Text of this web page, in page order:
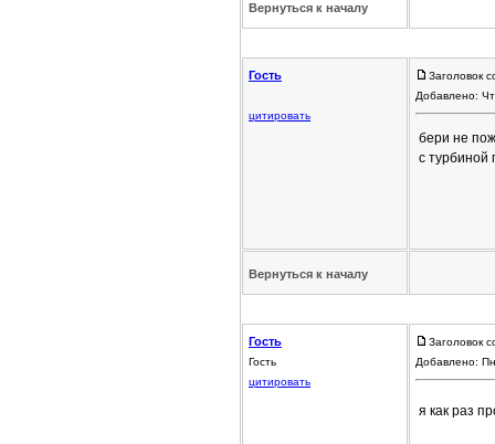
Вернуться к началу
Гость
цитировать
Заголовок
Добавлено:
бери не
с турбиной
Вернуться к началу
Гость
Гость
цитировать
Заголовок
Добавлено:
я как раз